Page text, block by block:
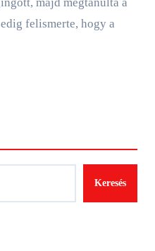
felismerte, hogy a
Keresés